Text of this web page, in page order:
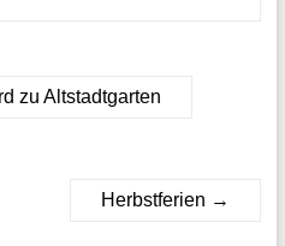
zu Altstadtgarten
Herbstferien →